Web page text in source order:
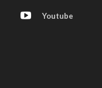
Youtube